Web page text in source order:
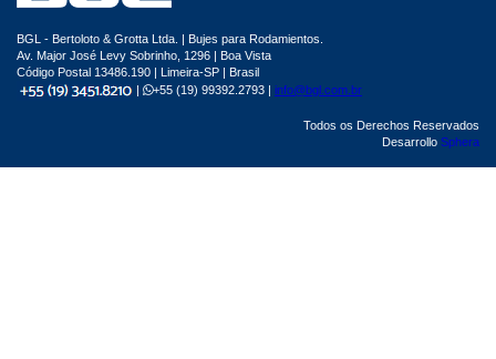
BGL - Bertoloto & Grotta Ltda. | Bujes para Rodamientos.
Av. Major José Levy Sobrinho, 1296 | Boa Vista
Código Postal 13486.190 | Limeira-SP | Brasil
|
+55 (19) 99392.2793 | info@bgl.com.br
Todos os Derechos Reservados
Desarrollo Sphera